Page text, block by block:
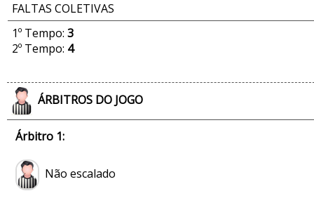
FALTAS COLETIVAS
1º Tempo: 3
2º Tempo: 4
ÁRBITROS DO JOGO
Árbitro 1:
Não escalado